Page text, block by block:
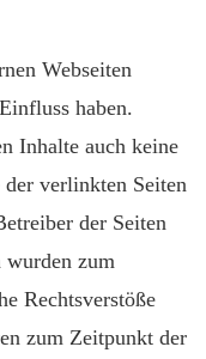
Webseiten
haben.
Inhalte auch keine
verlinkten Seiten
der Seiten
zum
Rechtsverstöße
zum Zeitpunkt der